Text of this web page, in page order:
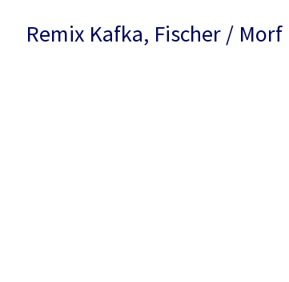
Remix Kafka, Fischer / Morf